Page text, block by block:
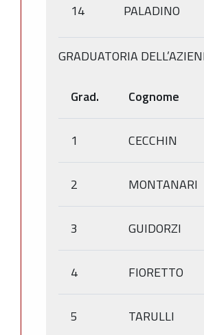
14 PALADINO
GRADUATORIA
Grad. Cognome
1 CECCHIN
2 MONTANARI
3 GUIDORZI
4 FIORETTO
5 TARULLI